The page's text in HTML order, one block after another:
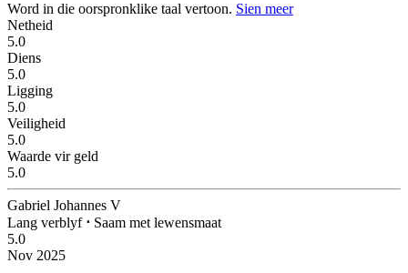
Word in die oorspronklike taal vertoon. Sien meer
Netheid
5.0
Diens
5.0
Ligging
5.0
Veiligheid
5.0
Waarde vir geld
5.0
Gabriel Johannes V
Lang verblyf ⋅ Saam met lewensmaat
5.0
Nov 2025